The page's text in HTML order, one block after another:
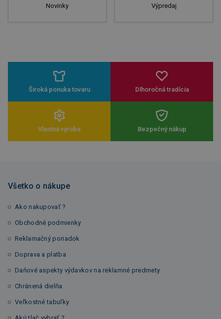
Novinky Výpredaj
Široká ponuka tovaru Dlhoročná tradícia
Vlastná výroba Bezpečný nákup
Všetko o nákupe
Ako nakupovať ?
Obchodné podmienky
Reklamačný poriadok
Doprava a platba
Daňové aspekty výdavkov na reklamné predmety
Chránená dielňa
Veľkostné tabuľky